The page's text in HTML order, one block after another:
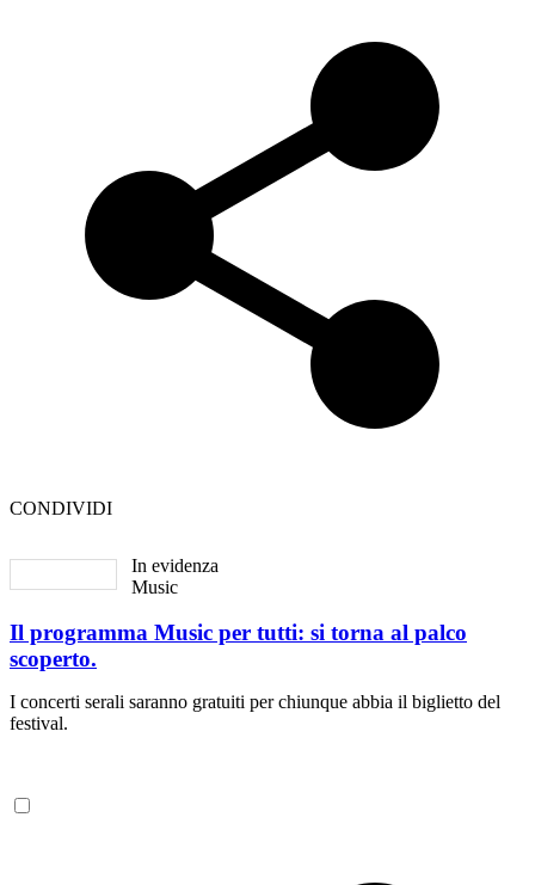
CONDIVIDI
In evidenza
Music
Il programma Music per tutti: si torna al palco
scoperto.
I concerti serali saranno gratuiti per chiunque abbia il biglietto del
festival.